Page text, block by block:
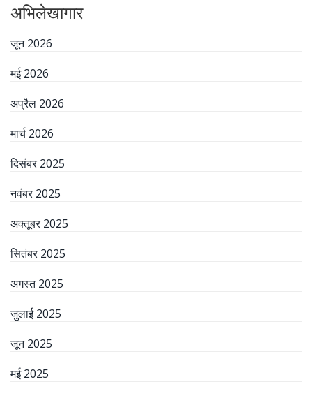
अभिलेखागार
जून 2026
मई 2026
अप्रैल 2026
मार्च 2026
दिसंबर 2025
नवंबर 2025
अक्तूबर 2025
सितंबर 2025
अगस्त 2025
जुलाई 2025
जून 2025
मई 2025